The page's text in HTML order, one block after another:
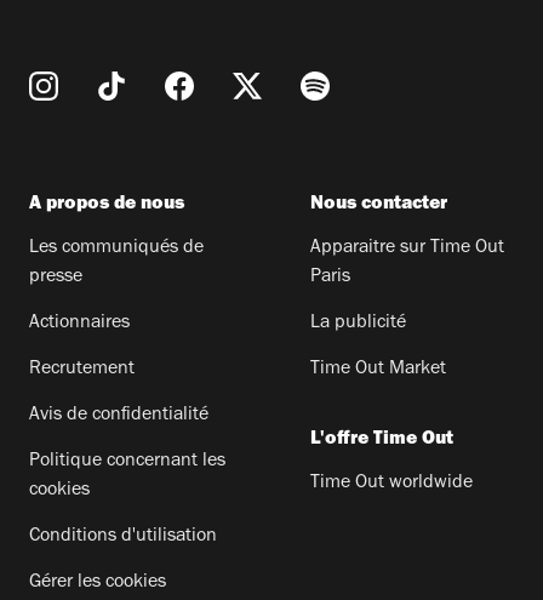
A propos de nous
Les communiqués de
presse
Actionnaires
Recrutement
Avis de confidentialité
Politique concernant les
cookies
Conditions d'utilisation
Gérer les cookies
Nous contacter
Apparaitre sur Time Out
Paris
La publicité
Time Out Market
L'offre Time Out
Time Out worldwide